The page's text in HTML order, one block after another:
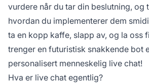
vurdere når du tar din beslutning, og
hvordan du implementerer dem
ta en kopp kaffe, slapp av, og la oss
trenger en futuristisk snakkende bot
personalisert menneskelig live chat!
Hva er live chat egentlig?